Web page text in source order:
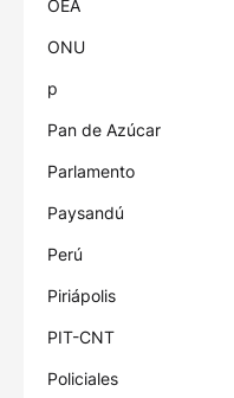
OEA
ONU
p
Pan de Azúcar
Parlamento
Paysandú
Perú
Piriápolis
PIT-CNT
Policiales